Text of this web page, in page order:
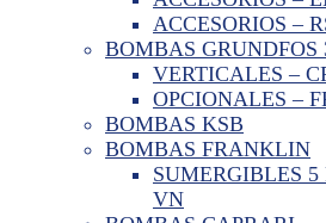
ACCESORIOS –
BOMBAS GRUNDFOS
VERTICALES –
OPCIONALES –
BOMBAS KSB
BOMBAS FRANKLIN
SUMERGIBLES
VN